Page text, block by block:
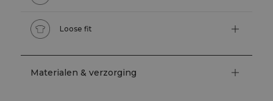
Loose fit
Materialen & verzorging